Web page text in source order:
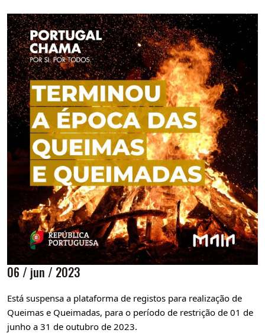
06 / jun / 2023
Está suspensa a plataforma de registos para realização de
Queimas e Queimadas, para o período de restrição de 01 de
junho a 31 de outubro de 2023.